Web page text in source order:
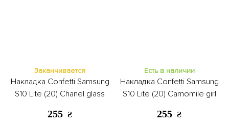
Заканчивается
Накладка Confetti Samsung
S10 Lite (20) Chanel glass
255 ₴
Есть в наличии
Накладка Confetti Samsung
S10 Lite (20) Camomile girl
255 ₴